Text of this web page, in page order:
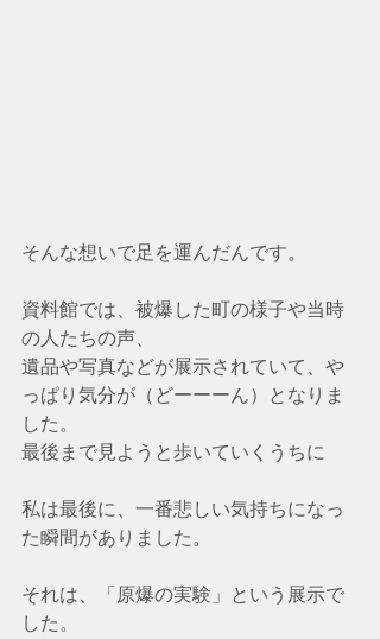
そんな想いで足を運んだんです。
資料館では、被爆した町の様子や当時
の人たちの声、
遺品や写真などが展示されていて、や
っぱり気分が（どーーーん）となりま
した。
最後まで見ようと歩いていくうちに
私は最後に、一番悲しい気持ちになっ
た瞬間がありました。
それは、「原爆の実験」という展示で
した。